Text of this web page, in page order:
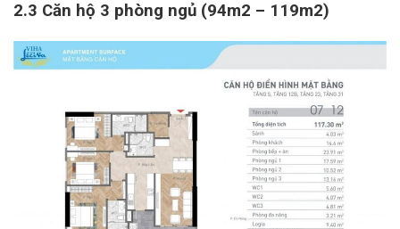
2.3 Căn hộ 3 phòng ngủ (94m2 – 119m2)